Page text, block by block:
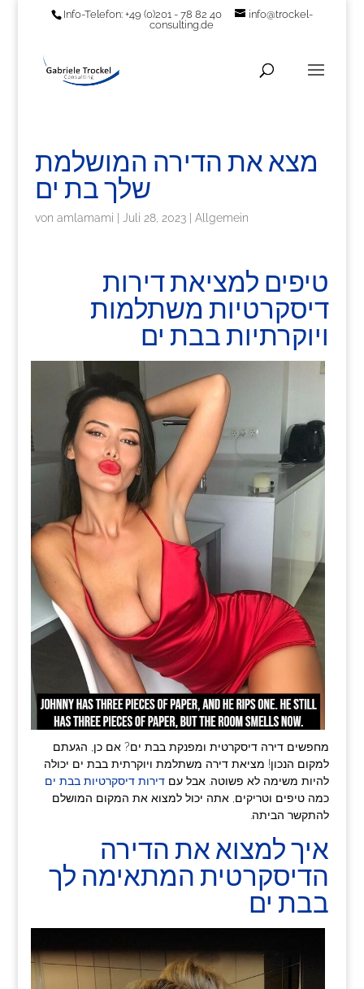
Info-Telefon: +49 (0)201 - 78 82 40
info@trockel-
consulting.de
מצא את הדירה המושלמת
שלך בת ים
von amlamami Juli 28, 2023| Allgemein
טיפים למציאת דירות
דיסקרטיות משתלמות
ויוקרתיות בבת ים
מחפשים דירה דיסקרטית ומפנקת בבת ים? אם כן, הגעתם
למקום הנכון! מציאת דירה משתלמת ויוקרתית בבת ים יכולה
להיות משימה לא פשוטה. אבל עם דירות דיסקרטיות בבת ים
כמה טיפים וטריקים, אתה יכול למצוא את המקום המושלם
להתקשר הביתה.
איך למצוא את הדירה
הדיסקרטית המתאימה לך
בבת ים